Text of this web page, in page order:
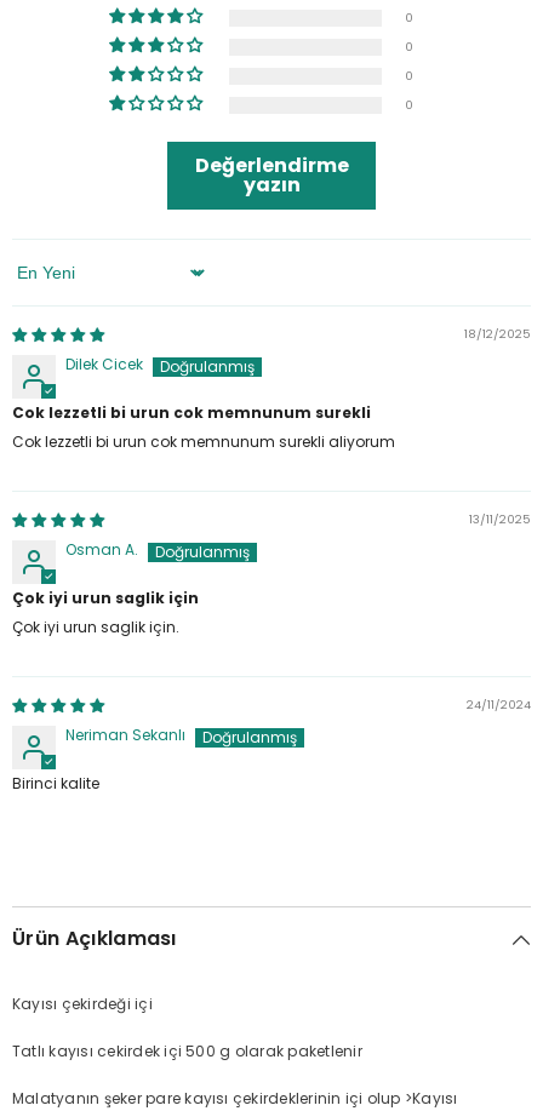
0
0
0
0
Değerlendirme
yazın
Sort By
18/12/2025
Dilek Cicek
Cok lezzetli bi urun cok memnunum surekli
Cok lezzetli bi urun cok memnunum surekli aliyorum
13/11/2025
Osman A.
Çok iyi urun saglik için
Çok iyi urun saglik için.
24/11/2024
Neriman Sekanlı
Birinci kalite
Ürün Açıklaması
Kayısı çekirdeği içi
Tatlı kayısı cekirdek içi 500 g olarak paketlenir
Malatyanın şeker pare kayısı çekirdeklerinin içi olup >Kayısı